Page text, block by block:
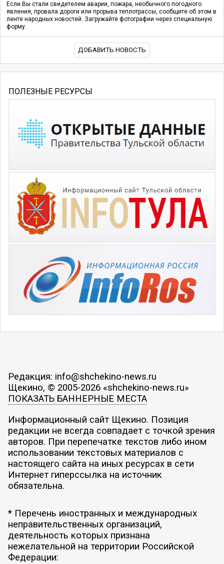
Если Вы стали свидетелем аварии, пожара, необычного погодного
явления, провала дороги или прорыва теплотрассы, сообщите об этом в
ленте народных новостей. Загружайте фотографии через специальную
форму.
ДОБАВИТЬ НОВОСТЬ
ПОЛЕЗНЫЕ РЕСУРСЫ
Редакция: info@shchekino-news.ru
Щекино, © 2005-2026 «shchekino-news.ru»
ПОКАЗАТЬ БАННЕРНЫЕ МЕСТА
Информационный сайт Щекино. Позиция
редакции не всегда совпадает с точкой зрения
авторов. При перепечатке текстов либо ином
использовании текстовых материалов с
настоящего сайта на иных ресурсах в сети
Интернет гиперссылка на источник
обязательна.
* Перечень иностранных и международных
неправительственных организаций,
деятельность которых признана
нежелательной на территории Российской
Федерации: